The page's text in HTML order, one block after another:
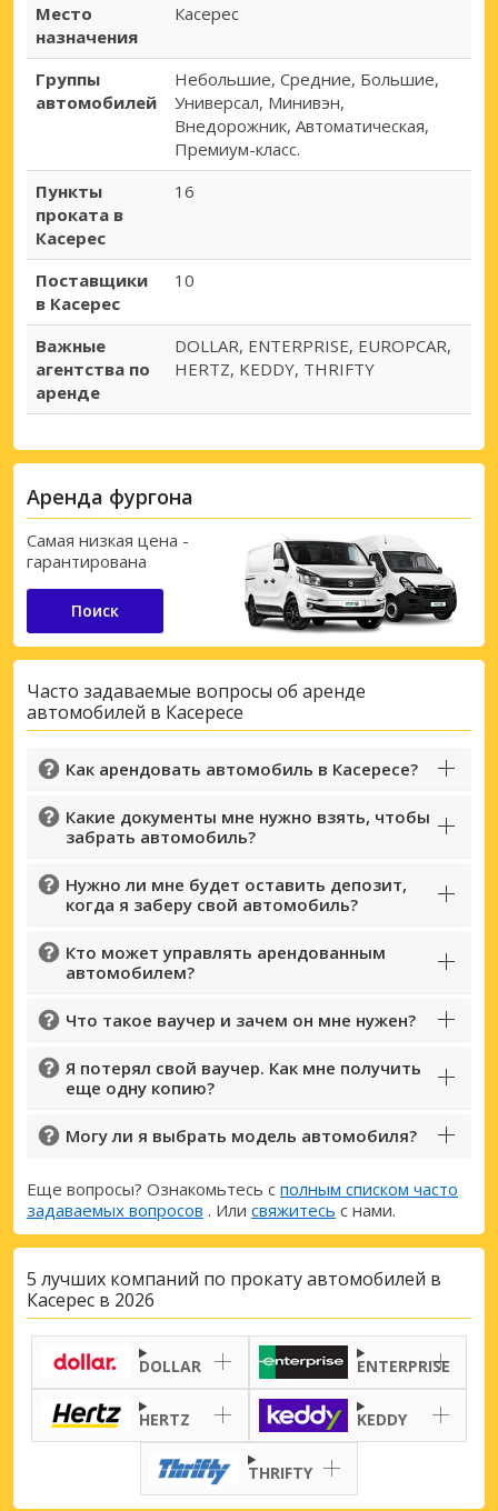
Место
назначения
Касерес
Группы
автомобилей
Небольшие, Средние, Большие,
Универсал, Минивэн,
Внедорожник, Автоматическая,
Премиум-класс.
Пункты
проката в
Касерес
16
Поставщики
в Касерес
10
Важные
агентства по
аренде
DOLLAR, ENTERPRISE, EUROPCAR,
HERTZ, KEDDY, THRIFTY
Аренда фургона
Самая низкая цена -
гарантирована
Поиск
Часто задаваемые вопросы об аренде
автомобилей в Касересе
Как арендовать автомобиль в Касересе?
Какие документы мне нужно взять, чтобы
забрать автомобиль?
Нужно ли мне будет оставить депозит,
когда я заберу свой автомобиль?
Кто может управлять арендованным
автомобилем?
Что такое ваучер и зачем он мне нужен?
Я потерял свой ваучер. Как мне получить
еще одну копию?
Могу ли я выбрать модель автомобиля?
Еще вопросы? Ознакомьтесь с полным списком часто
задаваемых вопросов . Или свяжитесь с нами.
5 лучших компаний по прокату автомобилей в
Касерес в 2026
DOLLAR ENTERPRISE
HERTZ KEDDY
THRIFTY